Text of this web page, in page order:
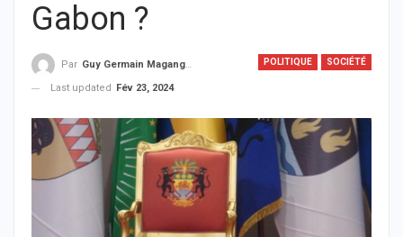
Gabon ?
POLITIQUE SOCIÉTÉ
Par Guy Germain Maganga Nziengui
Last updated
Fév 23, 2024